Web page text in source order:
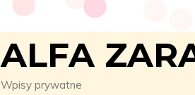
ALFA
Wpisy prywatne